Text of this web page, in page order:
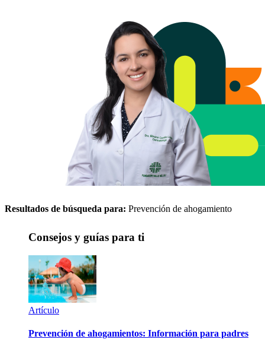
Resultados de búsqueda para: Prevención de ahogamiento
Consejos y guías para ti
Artículo
Prevención de ahogamientos: Información para padres